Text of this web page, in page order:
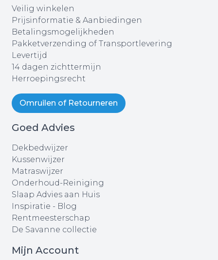
Veilig winkelen
Prijsinformatie & Aanbiedingen
Betalingsmogelijkheden
Pakketverzending of Transportlevering
Levertijd
14 dagen zichttermijn
Herroepingsrecht
Omruilen of Retourneren
Goed Advies
Dekbedwijzer
Kussenwijzer
Matraswijzer
Onderhoud-Reiniging
Slaap Advies aan Huis
Inspiratie - Blog
Rentmeesterschap
De Savanne collectie
Mijn Account